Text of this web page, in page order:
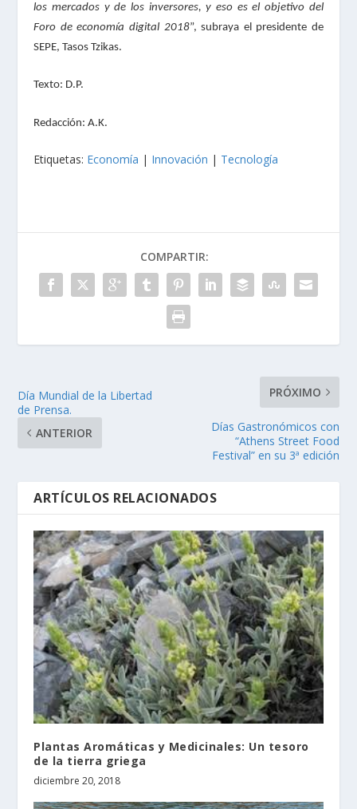
los mercados y de los inversores, y eso es el objetivo del
Foro de economía digital 2018”, subraya el presidente de
SEPE, Tasos Tzikas.
Texto: D.P.
Redacción: A.K.
Etiquetas: Economía | Innovación | Tecnología
COMPARTIR:
Día Mundial de la Libertad
de Prensa.
ANTERIOR
PRÓXIMO
Días Gastronómicos con
“Athens Street Food
Festival” en su 3ª edición
ARTÍCULOS RELACIONADOS
Plantas Aromáticas y Medicinales: Un tesoro
de la tierra griega
diciembre 20, 2018